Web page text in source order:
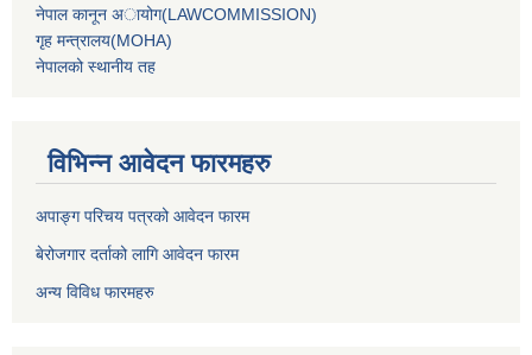
नेपाल कानून अायोग(LAWCOMMISSION)
गृह मन्‍त्रालय(MOHA)
नेपालको स्थानीय तह
विभिन्न आवेदन फारमहरु
अपाङ्ग परिचय पत्रको आवेदन फारम
बेरोजगार दर्ताको लागि आवेदन फारम
अन्य विविध फारमहरु